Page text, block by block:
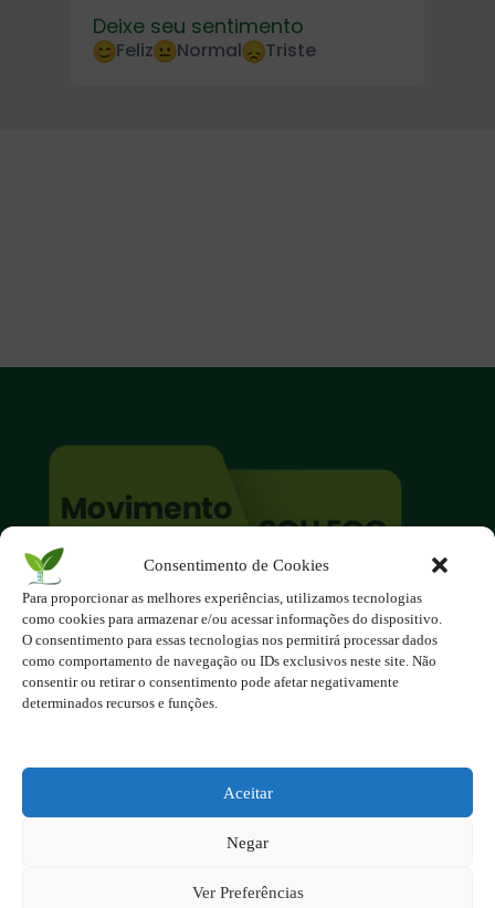
Consentimento de Cookies
Para proporcionar as melhores experiências, utilizamos tecnologias
como cookies para armazenar e/ou acessar informações do dispositivo.
O consentimento para essas tecnologias nos permitirá processar dados
como comportamento de navegação ou IDs exclusivos neste site. Não
consentir ou retirar o consentimento pode afetar negativamente
determinados recursos e funções.
Aceitar
Negar
Ver Preferências
Deixe seu sentimento
Feliz Normal Triste
O site é um movimento ambientalista!
Participe você também!
Podemos fazer muito
se nos unirmos!
Contato - contato@123ecos.com.br
Política de Privacidade
Layout da home e rodapé criado por